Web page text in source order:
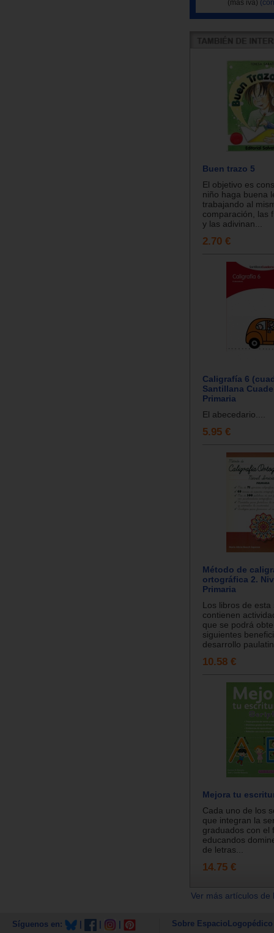
(más iva)
Buen trazo 5
El objetivo es
niño haga buena
trabajando al
comparación, las
y las adivinan...
2.70 €
Caligrafía 6
Santillana
Primaria
El abecedario....
5.95 €
Método de
ortográfica 2.
Primaria
Los libros de esta
contienen
que se podrá
siguientes
desarrollo
10.58 €
Mejora tu
Cada uno de los
que integran la
graduados con el
educandos
de letras...
14.75 €
Ver más artículos
Síguenos en: Sobre EspacioLogopédico